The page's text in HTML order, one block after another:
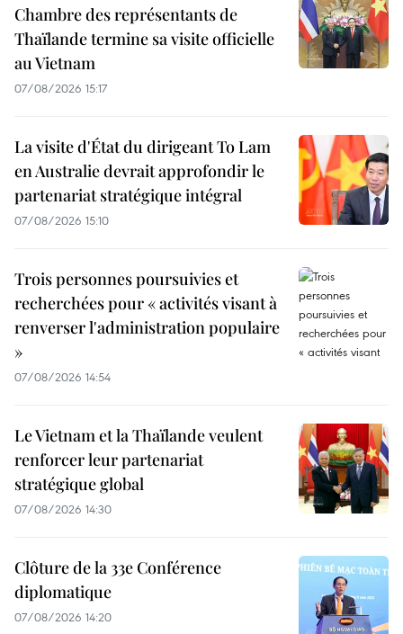
Chambre des représentants de
Thaïlande termine sa visite officielle
au Vietnam
07/08/2026 15:17
La visite d'État du dirigeant To Lam
en Australie devrait approfondir le
partenariat stratégique intégral
07/08/2026 15:10
Trois personnes poursuivies et
recherchées pour « activités visant à
renverser l'administration populaire
»
07/08/2026 14:54
Le Vietnam et la Thaïlande veulent
renforcer leur partenariat
stratégique global
07/08/2026 14:30
Clôture de la 33e Conférence
diplomatique
07/08/2026 14:20